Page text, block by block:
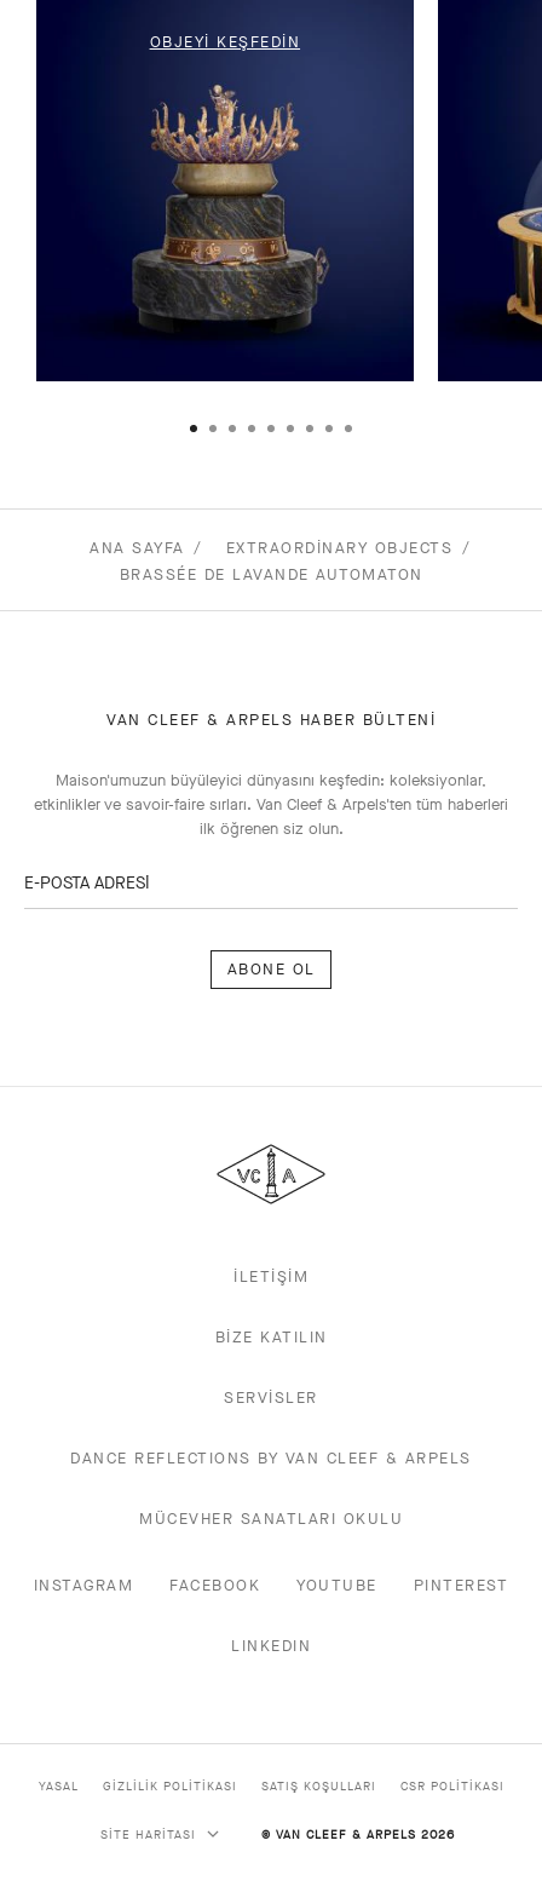
OBJEYİ KEŞFEDİN
ANA SAYFA
EXTRAORDINARY OBJECTS
BRASSÉE DE LAVANDE AUTOMATON
VAN CLEEF & ARPELS HABER BÜLTENI
Maison'umuzun büyüleyici dünyasını keşfedin: koleksiyonlar,
etkinlikler ve savoir-faire sırları. Van Cleef & Arpels'ten tüm haberleri
ilk öğrenen siz olun.
E-POSTA ADRESİ
ol
&
Arpels
İLETİŞİM
BİZE KATILIN
SERVİSLER
DANCE REFLECTIONS BY VAN CLEEF & ARPELS
MÜCEVHER SANATLARI OKULU
INSTAGRAM FACEBOOK YOUTUBE PINTEREST
LINKEDIN
YASAL GİZLİLİK POLİTİKASI SATIŞ KOŞULLARI CSR POLİTİKASI
SİTE HARİTASI © VAN CLEEF & ARPELS 2026